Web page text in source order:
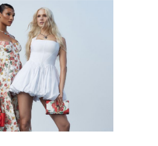
жени, които постигат
и искат да споделят